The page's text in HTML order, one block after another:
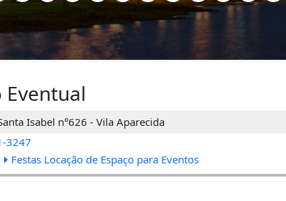
Eventual
Isabel n°626 - Vila Aparecida
3247
Festas Locação de Espaço para Eventos